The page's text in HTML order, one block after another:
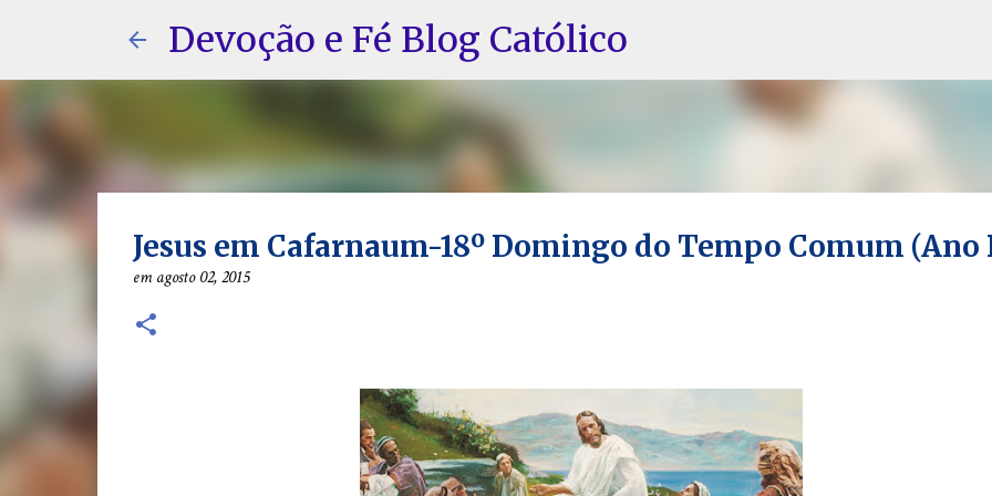
Pular para o conteúdo principal
Devoção e Fé Blog Católico
Jesus em Cafarnaum-18º Domingo do Tempo Comum (Ano
emagosto 02, 2015